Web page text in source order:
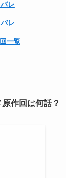
レ
レ
一覧
作回は何話？